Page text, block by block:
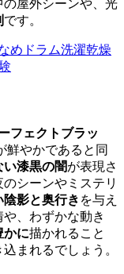
屋外シーンや、光
です。
めドラム洗濯乾燥
フェクトブラッ
鮮やかであると同
漆黒の闇が表現さ
シーンやミステリ
陰影と奥行き を与え
、わずかな動き
かに描かれること
まれるでしょう。